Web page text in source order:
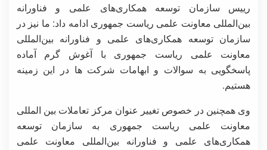
رییس سازمان توسعه همکاری‌های علمی و فناورانه
بین‌المللی معاونت علمی ریاست جمهوری ادامه داد: ما نیز در
سازمان توسعه همکاری‌های علمی و فناورانه بین‌المللی
معاونت علمی ریاست جمهوری با آغوش گرم آماده
پاسخگویی به سوالات و ابهامات شرکت ها در این زمینه
هستیم.
وی همچنین در خصوص تغییر عنوان مرکز تعاملات بین المللی
معاونت علمی ریاست جمهوری به سازمان توسعه
همکاری‌های علمی و فناورانه بین‌المللی معاونت علمی